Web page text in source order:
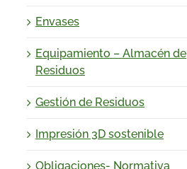
Envases
Equipamiento – Almacén de
Residuos
Gestión de Residuos
Impresión 3D sostenible
Obligaciones- Normativa